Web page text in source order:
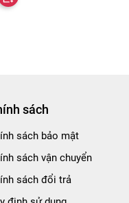
sách
sách bảo mật
sách vận chuyển
sách đổi trả